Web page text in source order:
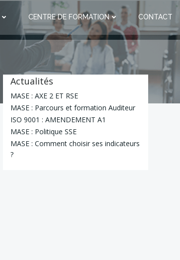
CENTRE DE FORMATION CONTACT
Actualités
MASE : AXE 2 ET RSE
MASE : Parcours et formation Auditeur
ISO 9001 : AMENDEMENT A1
MASE : Politique SSE
MASE : Comment choisir ses indicateurs
?